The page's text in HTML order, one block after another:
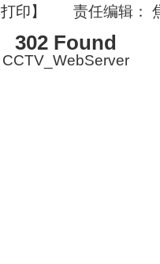
打印】 责任编辑：
302 Found
CCTV_WebServer